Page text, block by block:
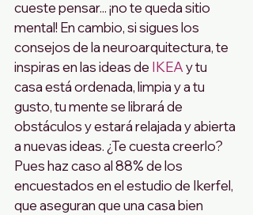
cueste pensar... ¡no te queda sitio
mental! En cambio, si sigues los
consejos de la neuroarquitectura, te
inspiras en las ideas de IKEA y tu
casa está ordenada, limpia y a tu
gusto, tu mente se librará de
obstáculos y estará relajada y abierta
a nuevas ideas. ¿Te cuesta creerlo?
Pues haz caso al 88% de los
encuestados en el estudio de Ikerfel,
que aseguran que una casa bien